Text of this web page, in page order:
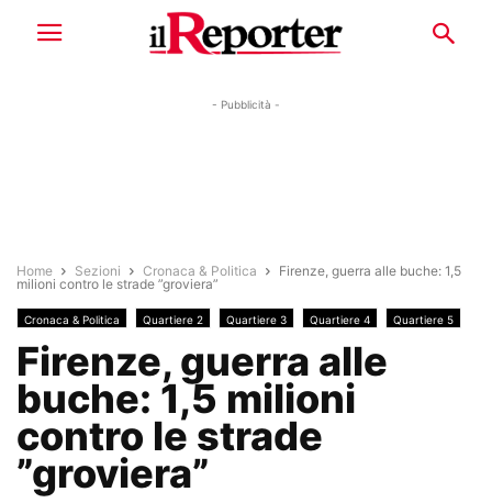
- Pubblicità -
Home Sezioni Cronaca & Politica
Firenze, guerra alle buche: 1,5
milioni contro le strade ”groviera”
Cronaca & Politica Quartiere 2 Quartiere 3 Quartiere 4 Quartiere 5
Firenze, guerra alle
buche: 1,5 milioni
contro le strade
”groviera”